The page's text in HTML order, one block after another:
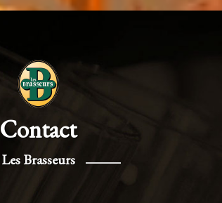
Contact
Les Brasseurs